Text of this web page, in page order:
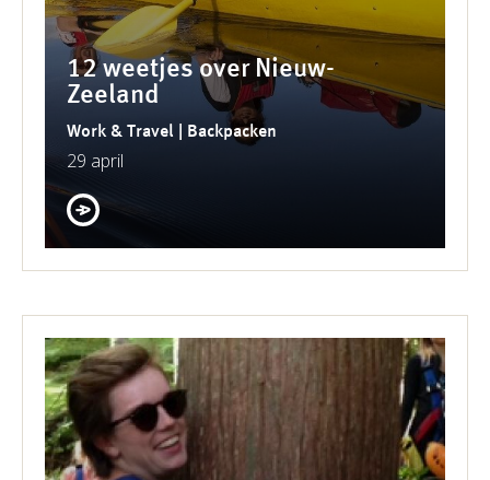
12 weetjes over Nieuw-
Zeeland
Work & Travel | Backpacken
29 april